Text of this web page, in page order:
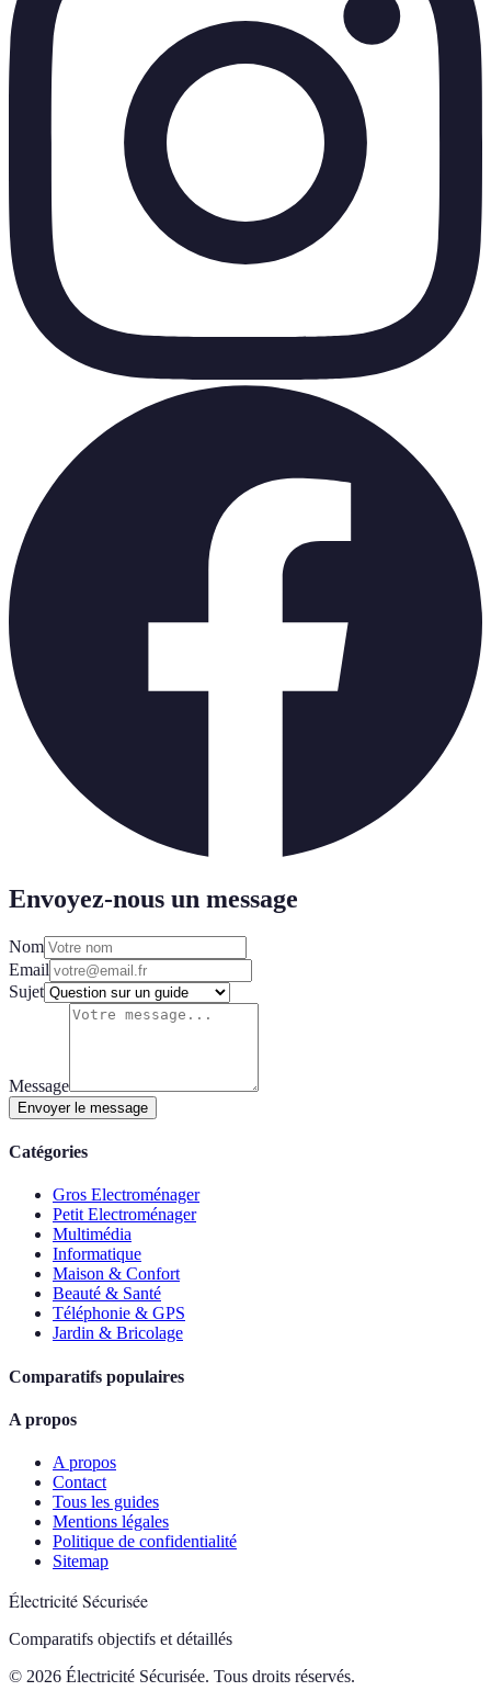
Envoyez-nous un message
Nom
Email
Sujet
Message
Envoyer le message
Catégories
Gros Electroménager
Petit Electroménager
Multimédia
Informatique
Maison & Confort
Beauté & Santé
Téléphonie & GPS
Jardin & Bricolage
Comparatifs populaires
A propos
A propos
Contact
Tous les guides
Mentions légales
Politique de confidentialité
Sitemap
Électricité Sécurisée
Comparatifs objectifs et détaillés
© 2026 Électricité Sécurisée. Tous droits réservés.